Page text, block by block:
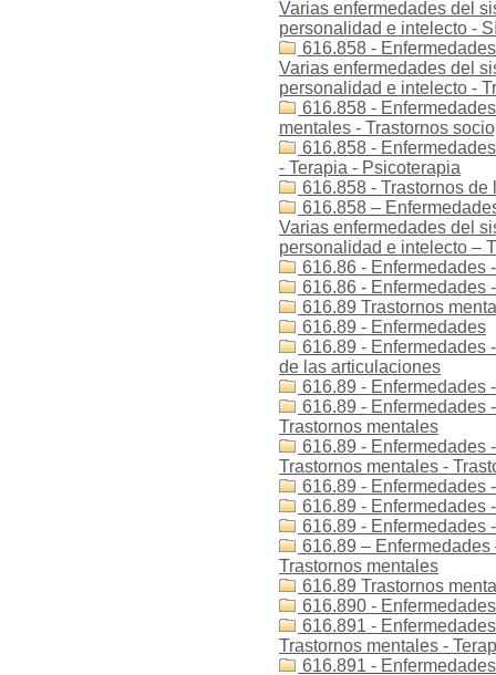
Varias enfermedades del
personalidad e intelecto -
616.858 -
Varias enfermedades del
personalidad e intelecto -
616.858 -
mentales - Trastornos
616.858 -
- Terapia - Psicoterapia
616.858 - Trastornos
616.858 –
Varias enfermedades del
personalidad e intelecto –
616.86 - Enfermedades
616.86 - Enfermedades
616.89 Trastornos
616.89 - Enfermedades
616.89 - Enfermedades
de las articulaciones
616.89 - Enfermedades
616.89 - Enfermedades
Trastornos mentales
616.89 - Enfermedades
Trastornos mentales -
616.89 - Enfermedades
616.89 - Enfermedades
616.89 - Enfermedades
616.89 –
Trastornos mentales
616.89 Trastornos
616.890 -
616.891 -
Trastornos mentales -
616.891 -